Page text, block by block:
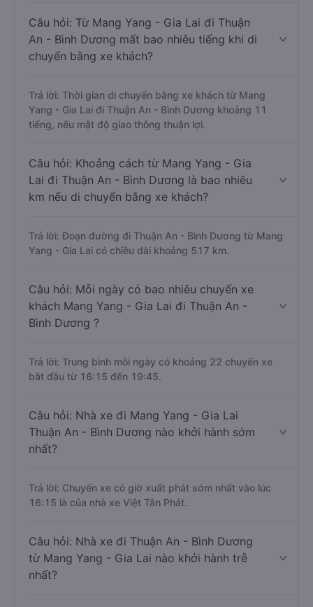
Câu hỏi: Từ Mang Yang - Gia Lai đi Thuận
An - Bình Dương mất bao nhiêu tiếng khi di
chuyển bằng xe khách?
Trả lời: Thời gian di chuyển bằng xe khách từ Mang
Yang - Gia Lai đi Thuận An - Bình Dương khoảng 11
tiếng, nếu mật độ giao thông thuận lợi.
Câu hỏi: Khoảng cách từ Mang Yang - Gia
Lai đi Thuận An - Bình Dương là bao nhiêu
km nếu di chuyển bằng xe khách?
Trả lời: Đoạn đường đi Thuận An - Bình Dương từ Mang
Yang - Gia Lai có chiều dài khoảng 517 km.
Câu hỏi: Mỗi ngày có bao nhiêu chuyến xe
khách Mang Yang - Gia Lai đi Thuận An -
Bình Dương ?
Trả lời: Trung bình mỗi ngày có khoảng 22 chuyến xe
bắt đầu từ 16:15 đến 19:45.
Câu hỏi: Nhà xe đi Mang Yang - Gia Lai
Thuận An - Bình Dương nào khởi hành sớm
nhất?
Trả lời: Chuyến xe có giờ xuất phát sớm nhất vào lúc
16:15 là của nhà xe Việt Tân Phát.
Câu hỏi: Nhà xe đi Thuận An - Bình Dương
từ Mang Yang - Gia Lai nào khởi hành trễ
nhất?